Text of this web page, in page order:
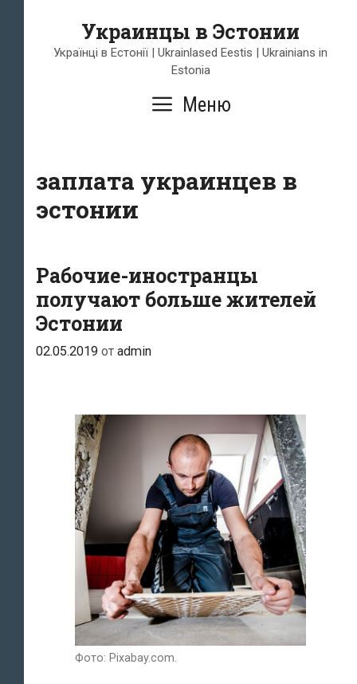
содержимому
Украинцы в Эстонии
Українці в Естонії | Ukrainlased Eestis | Ukrainians in
Estonia
Меню
заплата украинцев в
эстонии
Рабочие-иностранцы
получают больше жителей
Эстонии
02.05.2019 от admin
Фото: Pixabay.com.